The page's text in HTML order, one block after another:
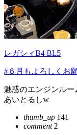
レガシィB4 BL5
#６月もよろしくお
魅惑のエンジンル
あいとるしw
thumb_up 141
comment2